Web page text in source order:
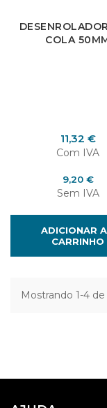
COLA
Preço
11,32 €
Com IVA
Preço
9,20 €
Sem IVA
ADICIONAR
CARRINHO
Mostrando 1-4